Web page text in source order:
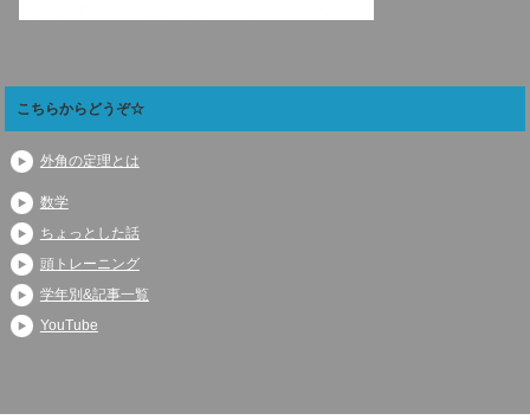
こちらからどうぞ☆
外角の定理とは
数学
ちょっとした話
頭トレーニング
学年別&記事一覧
YouTube